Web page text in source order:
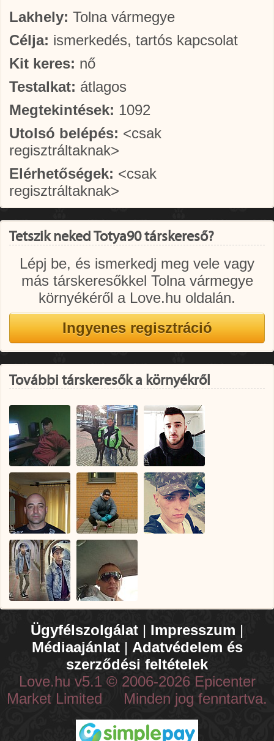
Lakhely: Tolna vármegye
Célja: ismerkedés, tartós kapcsolat
Kit keres: nő
Testalkat: átlagos
Megtekintések: 1092
Utolsó belépés: <csak
regisztráltaknak>
Elérhetőségek: <csak
regisztráltaknak>
Tetszik neked Totya90 társkereső?
Lépj be, és ismerkedj meg vele vagy
más társkeresőkkel Tolna vármegye
környékéről a Love.hu oldalán.
További társkeresők a környékről
Ügyfélszolgálat | Impresszum |
Médiaajánlat| Adatvédelem és
szerződési feltételek
Love.hu v5.1 © 2006-2026 Epicenter
Market Limited Minden jog fenntartva.